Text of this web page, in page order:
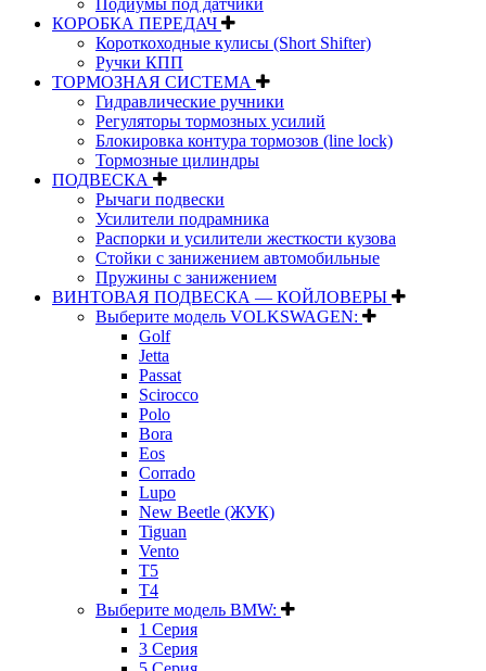
Подиумы под датчики
КОРОБКА ПЕРЕДАЧ
Короткоходные кулисы (Short Shifter)
Ручки КПП
ТОРМОЗНАЯ СИСТЕМА
Гидравлические ручники
Регуляторы тормозных усилий
Блокировка контура тормозов (line lock)
Тормозные цилиндры
ПОДВЕСКА
Рычаги подвески
Усилители подрамника
Распорки и усилители жесткости кузова
Стойки с занижением автомобильные
Пружины с занижением
ВИНТОВАЯ ПОДВЕСКА — КОЙЛОВЕРЫ
Выберите модель VOLKSWAGEN:
Golf
Jetta
Passat
Scirocco
Polo
Bora
Eos
Corrado
Lupo
New Beetle (ЖУК)
Tiguan
Vento
T5
T4
Выберите модель BMW:
1 Серия
3 Серия